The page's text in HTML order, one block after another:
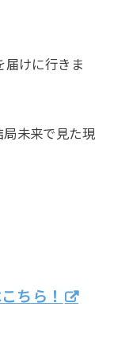
届けに行きま
局未来で見た現
ちら！